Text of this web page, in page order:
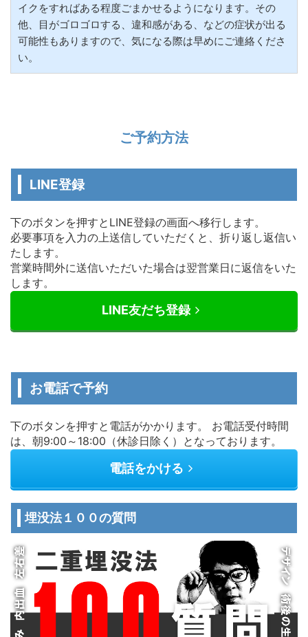
イクをすればある程度ごまかせるようになります。その
他、目がゴロゴロする、違和感がある、などの症状が出る
可能性もありますので、気になる際は早めにご連絡くださ
い。
ご予約方法
LINE登録
下のボタンを押すとLINE登録の画面へ移行します。
必要事項を入力の上送信していただくと、折り返し返信い
たします。
営業時間外に送信いただいた場合は翌営業日に返信をいた
します。
LINE友だち登録
お電話で予約
下のボタンを押すと電話がかかります。 お電話受付時間
は、朝9:00～18:00（休診日除く）となっております。
電話をかける
埋没法１００の質問